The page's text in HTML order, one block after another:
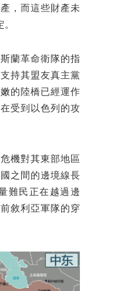
，而這些財產未
蘭革命衛隊的指
持其盟友真主黨
的陸橋已經運作
受到以色列的攻
機對其東部地區
之間的邊境線長
難民正在越過邊
敘利亞軍隊的穿